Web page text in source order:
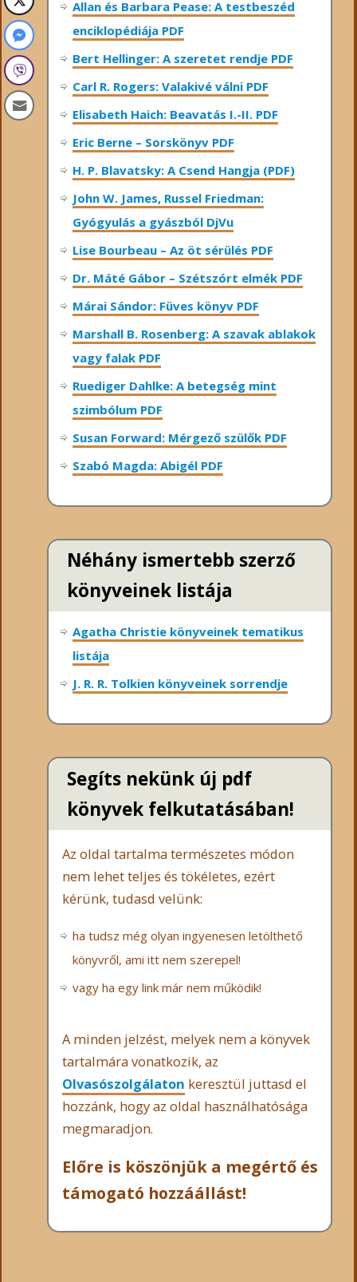
Allan és Barbara Pease: A testbeszéd
enciklopédiája PDF
Bert Hellinger: A ​szeretet rendje PDF
Carl R. Rogers: Valakivé válni PDF
Elisabeth Haich: Beavatás I.-II. PDF
Eric Berne – Sorskönyv PDF
H. P. Blavatsky: A Csend Hangja (PDF)
John W. James, Russel Friedman:
Gyógyulás a gyászból DjVu
Lise Bourbeau – Az öt sérülés PDF
Dr. Máté Gábor – Szétszórt elmék PDF
Márai Sándor: Füves könyv PDF
Marshall B. Rosenberg: A szavak ablakok
vagy falak PDF
Ruediger Dahlke: A betegség mint
szimbólum PDF
Susan Forward: Mérgező szülők PDF
Szabó Magda: Abigél PDF
Néhány ismertebb szerző
könyveinek listája
Agatha Christie könyveinek tematikus
listája
J. R. R. Tolkien könyveinek sorrendje
Segíts nekünk új pdf
könyvek felkutatásában!
Az oldal tartalma természetes módon
nem lehet teljes és tökéletes, ezért
kérünk, tudasd velünk:
ha tudsz még olyan ingyenesen letölthető
könyvről, ami itt nem szerepel!
vagy ha egy link már nem működik!
A minden jelzést, melyek nem a könyvek
tartalmára vonatkozik, az
Olvasószolgálaton keresztül juttasd el
hozzánk, hogy az oldal használhatósága
megmaradjon.
Előre is köszönjük a megértő és
támogató hozzáállást!